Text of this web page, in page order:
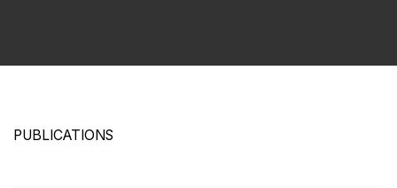
PUBLICATIONS